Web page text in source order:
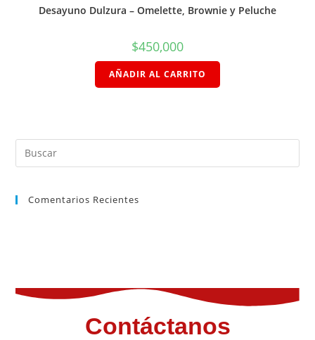
Desayuno Dulzura – Omelette, Brownie y Peluche
$450,000
AÑADIR AL CARRITO
Comentarios Recientes
Contáctanos